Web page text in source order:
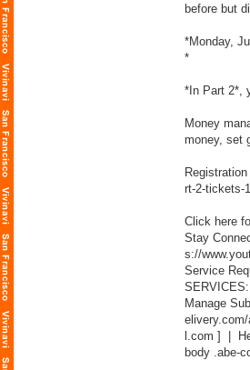
before but
*Monday,
*
*In Part 2*,
Money
money, set
rt-2-tickets-
Click here
Stay
s://
Service
SERVICES:
Manage
l.com ] |
body .abe-